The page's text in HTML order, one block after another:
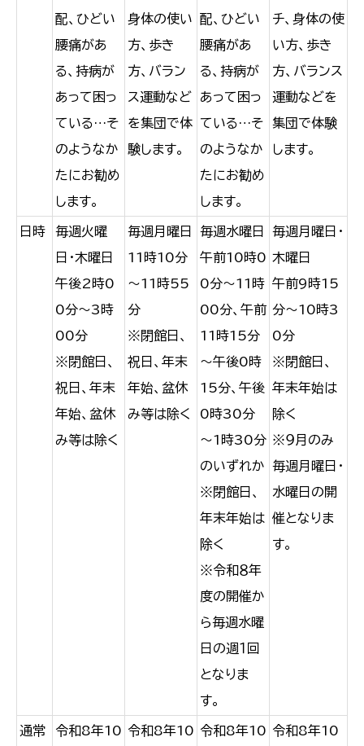
配、ひどい
腰痛があ
る、持病が
あって困っ
ている…そ
のようなか
たにお勧め
します。
身体の使い
方、歩き
方、バラン
ス運動など
を集団で体
験します。
配、ひどい
腰痛があ
る、持病が
あって困っ
ている…そ
のようなか
たにお勧め
します。
チ、身体の使
い方、歩き
方、バランス
運動などを
集団で体験
します。
日時
毎週火曜
日・木曜日
午後2時0
0分～3時
00分
※閉館日、
祝日、年末
年始、盆休
み等は除く
毎週月曜日
11時10分
～11時55
分
※閉館日、
祝日、年末
年始、盆休
み等は除く
毎週水曜日
午前10時0
0分～11時
00分、午前
11時15分
～午後0時
15分、午後
0時30分
～1時30分
のいずれか
※閉館日、
年末年始は
除く
※令和８年
度の開催か
ら毎週水曜
日の週１回
となりま
す。
毎週月曜日・
木曜日
午前9時15
分～10時3
0分
※閉館日、
年末年始は
除く
※９月のみ
毎週月曜日・
水曜日の開
催となりま
す。
通常 令和8年10 令和8年10 令和8年10 令和8年10